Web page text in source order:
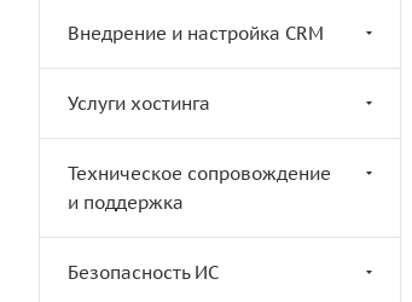
Внедрение и настройка CRM
Услуги хостинга
Техническое сопровождение
и поддержка
Безопасность ИС